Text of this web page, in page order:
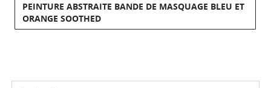
PEINTURE ABSTRAITE BANDE DE MASQUAGE BLEU ET
ORANGE SOOTHED